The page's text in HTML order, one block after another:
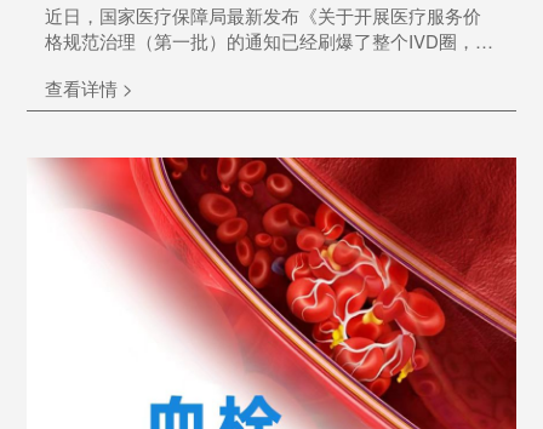
近日，国家医疗保障局最新发布《关于开展医疗服务价
格规范治理（第一批）的通知已经刷爆了整个IVD圈，引
进行相应调整。文件内容解读：1►治理目标价：以单项
价格全国中位价、平均价或第一价区次低价的低值作为
价格至目标价附近。现行价格水平低于目标价格的，暂
不调整价格。价格水平确实偏低的，可在后续医疗服务
价格动态调整...
查看详情 >